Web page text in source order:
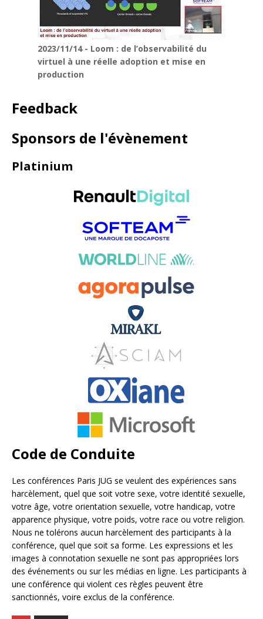
2023/11/14 - Loom : de l’observabilité du
virtuel à une réelle adoption et mise en
production
Feedback
Sponsors de l'évènement
Platinium
Code de Conduite
Les conférences Paris JUG se veulent des expériences sans
harcèlement, quel que soit votre sexe, votre identité sexuelle,
votre âge, votre orientation sexuelle, votre handicap, votre
apparence physique, votre poids, votre race ou votre religion.
Nous ne tolérons aucun harcèlement des participants à la
conférence, quel que soit sa forme. Les expressions et les
images à connotation sexuelle ne sont pas appropriées lors
des événements ou sur les médias en ligne. Les participants à
une conférence qui violent ces règles peuvent être
sanctionnés, voire exclus de la conférence.